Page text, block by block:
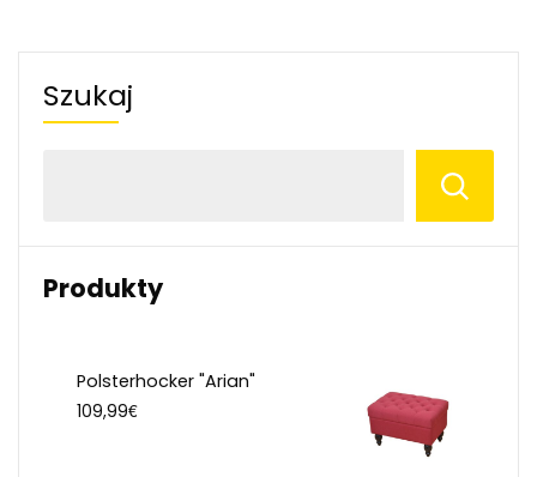
Szukaj
Produkty
Polsterhocker "Arian"
109,99€